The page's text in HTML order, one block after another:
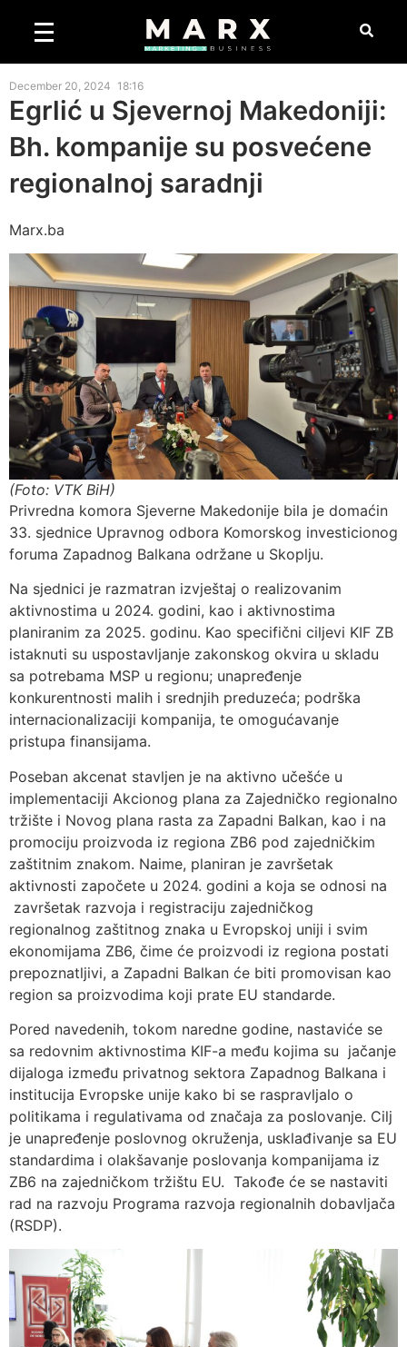
December 20, 2024 18:16
Egrlić u Sjevernoj Makedoniji:
Bh. kompanije su posvećene
regionalnoj saradnji
Marx.ba
(Foto: VTK BiH)
Privredna komora Sjeverne Makedonije bila je domaćin
33. sjednice Upravnog odbora Komorskog investicionog
foruma Zapadnog Balkana održane u Skoplju.
Na sjednici je razmatran izvještaj o realizovanim
aktivnostima u 2024. godini, kao i aktivnostima
planiranim za 2025. godinu. Kao specifični ciljevi KIF ZB
istaknuti su uspostavljanje zakonskog okvira u skladu
sa potrebama MSP u regionu; unapređenje
konkurentnosti malih i srednjih preduzeća; podrška
internacionalizaciji kompanija, te omogućavanje
pristupa finansijama.
Poseban akcenat stavljen je na aktivno učešće u
implementaciji Akcionog plana za Zajedničko regionalno
tržište i Novog plana rasta za Zapadni Balkan, kao i na
promociju proizvoda iz regiona ZB6 pod zajedničkim
zaštitnim znakom. Naime, planiran je završetak
aktivnosti započete u 2024. godini a koja se odnosi na
završetak razvoja i registraciju zajedničkog
regionalnog zaštitnog znaka u Evropskoj uniji i svim
ekonomijama ZB6, čime će proizvodi iz regiona postati
prepoznatljivi, a Zapadni Balkan će biti promovisan kao
region sa proizvodima koji prate EU standarde.
Pored navedenih, tokom naredne godine, nastaviće se
sa redovnim aktivnostima KIF-a među kojima su jačanje
dijaloga između privatnog sektora Zapadnog Balkana i
institucija Evropske unije kako bi se raspravljalo o
politikama i regulativama od značaja za poslovanje. Cilj
je unapređenje poslovnog okruženja, usklađivanje sa EU
standardima i olakšavanje poslovanja kompanijama iz
ZB6 na zajedničkom tržištu EU. Takođe će se nastaviti
rad na razvoju Programa razvoja regionalnih dobavljača
(RSDP).